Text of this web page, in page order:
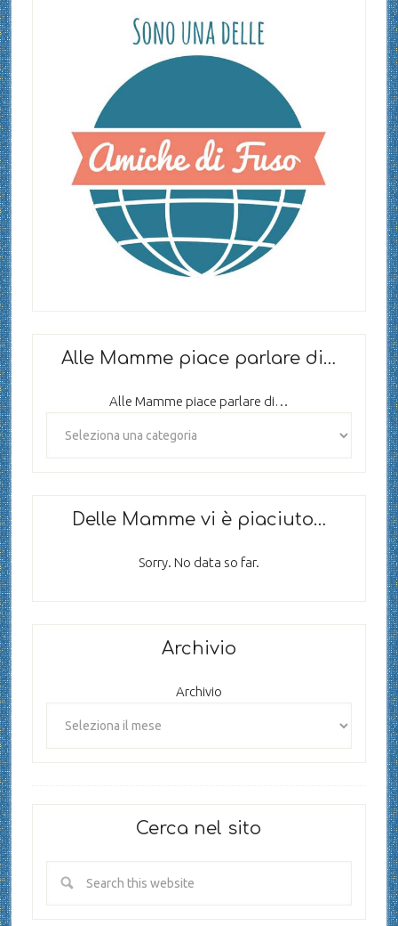
Alle Mamme piace parlare di…
Alle Mamme piace parlare di…
Delle Mamme vi è piaciuto…
Sorry. No data so far.
Archivio
Archivio
Cerca nel sito